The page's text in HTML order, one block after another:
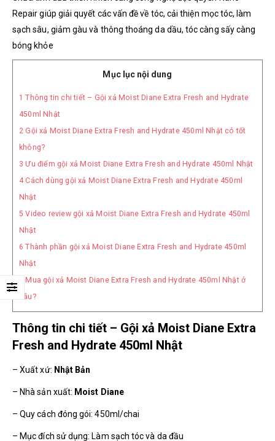
Repair giúp giải quyết các vấn đề về tóc, cải thiện mọc tóc, làm
sạch sâu, giảm gàu và thông thoáng da dầu, tóc càng sấy càng
bóng khỏe
Mục lục nội dung
1 Thông tin chi tiết – Gội xả Moist Diane Extra Fresh and Hydrate
450ml Nhật
2 Gội xả Moist Diane Extra Fresh and Hydrate 450ml Nhật có tốt
không?
3 Ưu điểm gội xả Moist Diane Extra Fresh and Hydrate 450ml Nhật
4Cách dùng gội xả Moist Diane Extra Fresh and Hydrate 450ml
Nhật
5 Video review gội xả Moist Diane Extra Fresh and Hydrate 450ml
Nhật
6 Thành phần gội xả Moist Diane Extra Fresh and Hydrate 450ml
Nhật
Mua gội xả Moist Diane Extra Fresh and Hydrate 450ml Nhật ở
đâu?
Thông tin chi tiết – Gội xả Moist Diane Extra
Fresh and Hydrate 450ml Nhật
– Xuất xứ: Nhật Bản
– Nhà sản xuất: Moist Diane
– Quy cách đóng gói: 450ml/chai
– Mục đích sử dụng: Làm sạch tóc và da đầu